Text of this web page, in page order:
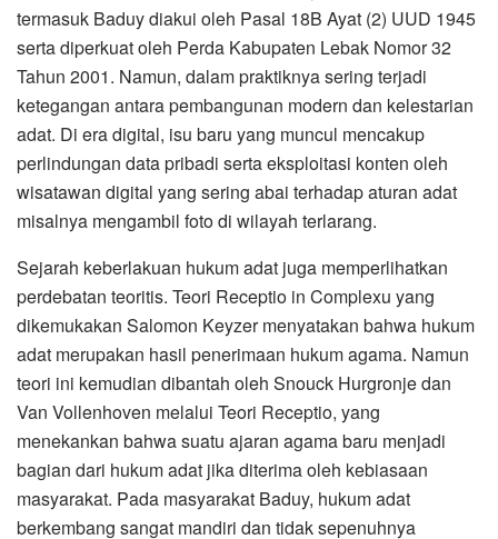
termasuk Baduy diakui oleh Pasal 18B Ayat (2) UUD 1945
serta diperkuat oleh Perda Kabupaten Lebak Nomor 32
Tahun 2001. Namun, dalam praktiknya sering terjadi
ketegangan antara pembangunan modern dan kelestarian
adat. Di era digital, isu baru yang muncul mencakup
perlindungan data pribadi serta eksploitasi konten oleh
wisatawan digital yang sering abai terhadap aturan adat
misalnya mengambil foto di wilayah terlarang.
Sejarah keberlakuan hukum adat juga memperlihatkan
perdebatan teoritis. Teori Receptio in Complexu yang
dikemukakan Salomon Keyzer menyatakan bahwa hukum
adat merupakan hasil penerimaan hukum agama. Namun
teori ini kemudian dibantah oleh Snouck Hurgronje dan
Van Vollenhoven melalui Teori Receptio, yang
menekankan bahwa suatu ajaran agama baru menjadi
bagian dari hukum adat jika diterima oleh kebiasaan
masyarakat. Pada masyarakat Baduy, hukum adat
berkembang sangat mandiri dan tidak sepenuhnya